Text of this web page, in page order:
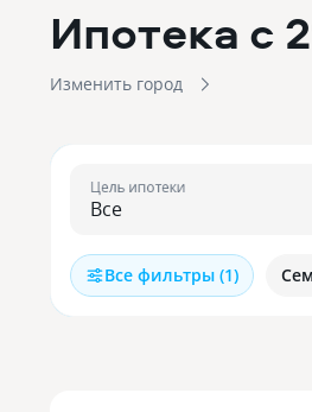
Ипотека с
Изменить город
Цель ипотеки
Все фильтры (1)